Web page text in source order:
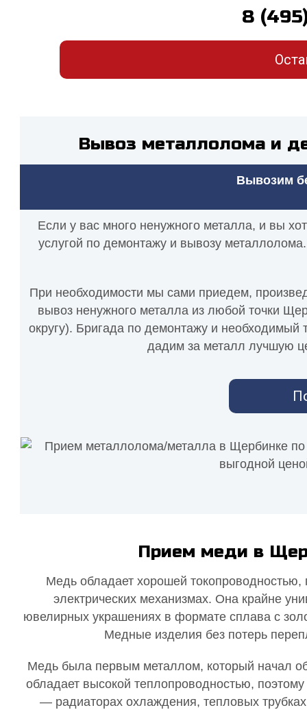
8
Вывоз металлолома и
Вывозим
Если у вас много ненужного металла, и вы
услугой по демонтажу и вывозу
При необходимости мы сами приедем,
вывоз ненужного металла из любой точки
округу). Бригада по демонтажу и необходимый
дадим за металл лучшую
Прием меди в
Медь обладает хорошей токопроводностью,
электрических механизмах. Она крайне
ювелирных украшениях в формате сплава с
Медные изделия без потерь
Медь была первым металлом, который начал
обладает высокой теплопроводностью,
— радиаторах охлаждения, тепловых